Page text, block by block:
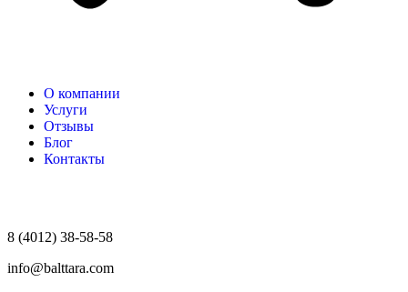
О компании
Услуги
Отзывы
Блог
Контакты
8 (4012) 38-58-58
info@balttara.com